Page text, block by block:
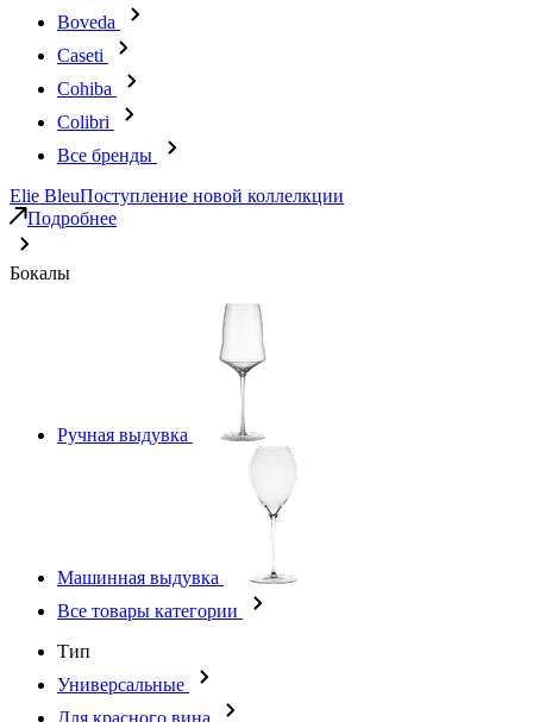
Boveda
Caseti
Cohiba
Colibri
Все бренды
Elie BleuПоступление новой коллелкции
Подробнее
Бокалы
Ручная выдувка
Машинная выдувка
Все товары категории
Тип
Универсальные
Для красного вина